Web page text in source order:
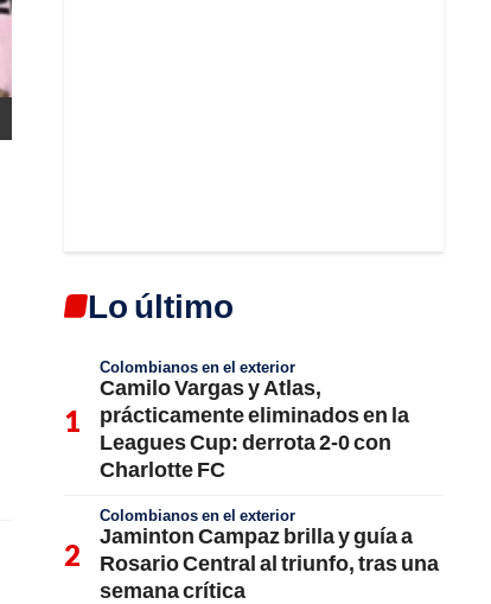
Lo último
Colombianos en el exterior
Camilo Vargas y Atlas,
prácticamente eliminados en la
Leagues Cup: derrota 2-0 con
Charlotte FC
Colombianos en el exterior
Jaminton Campaz brilla y guía a
Rosario Central al triunfo, tras una
semana crítica